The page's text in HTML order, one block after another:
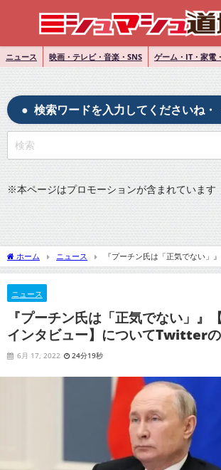
ニュース 映画・テレビ・音楽・SNS ゲーム・IT・家電
検索ワードを入力してくださいね・
※本ページはプロモーションが含まれています
ホーム ニュース
『プーチン氏は「正気でない」
ュー】についてTwitterの反応
ニュース
『プーチン氏は「正気でない」』
インタビュー】についてTwitter
6月 17, 2022 24分19秒